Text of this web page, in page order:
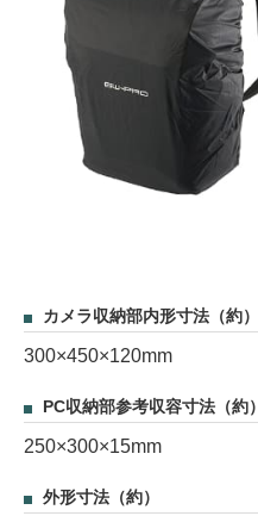
カメラ収納部内形寸法（約）
300×450×120mm
PC収納部参考収容寸法（約）
250×300×15mm
外形寸法（約）